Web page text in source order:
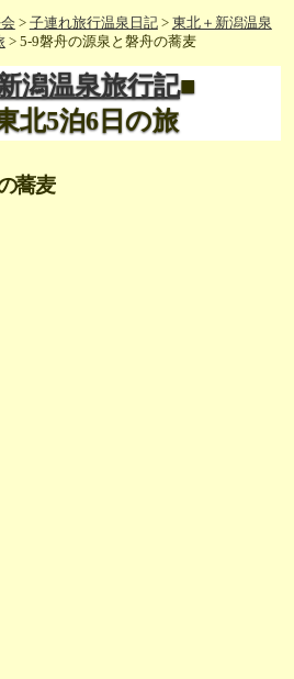
> 子連れ旅行温泉日記> 東北＋新潟温泉
> 5-9磐舟の源泉と磐舟の蕎麦
潟温泉旅行記■
北5泊6日の旅
蕎麦